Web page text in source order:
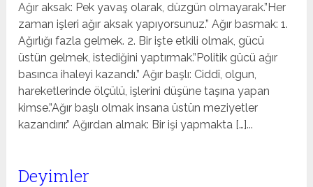
Ağır aksak: Pek yavaş olarak, düzgün olmayarak.”Her
zaman işleri ağır aksak yapıyorsunuz.” Ağır basmak: 1.
Ağırlığı fazla gelmek. 2. Bir işte etkili olmak, gücü
üstün gelmek, istediğini yaptırmak.”Politik gücü ağır
basınca ihaleyi kazandı.” Ağır başlı: Ciddî, olgun,
hareketlerinde ölçülü, işlerini düşüne taşına yapan
kimse.”Ağır başlı olmak insana üstün meziyetler
kazandırır.” Ağırdan almak: Bir işi yapmakta […]...
Deyimler